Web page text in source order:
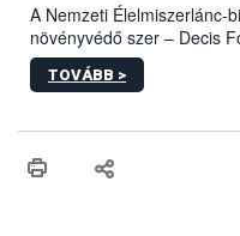
A Nemzeti Élelmiszerlánc-
növényvédő szer – Decis
engedélyokiratát
egészen a vesszőérettség
érésű szőlőkben is legyen
felhasználók számára is
TOVÁBB >